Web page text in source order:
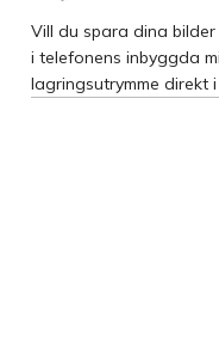
Vill du spara dina
i telefonens inbyggda